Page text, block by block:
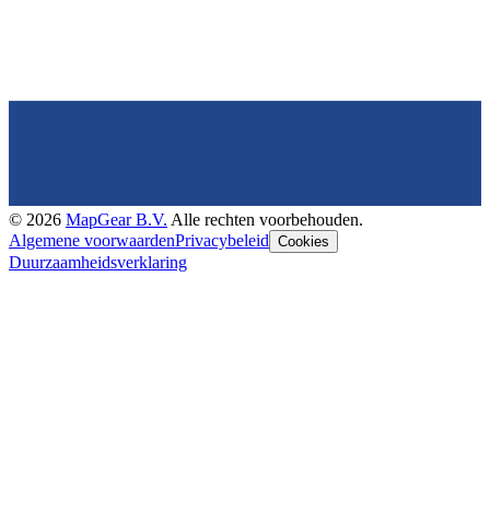
© 2026 MapGear B.V. Alle rechten voorbehouden.
Algemene voorwaardenPrivacybeleid Cookies
Duurzaamheidsverklaring